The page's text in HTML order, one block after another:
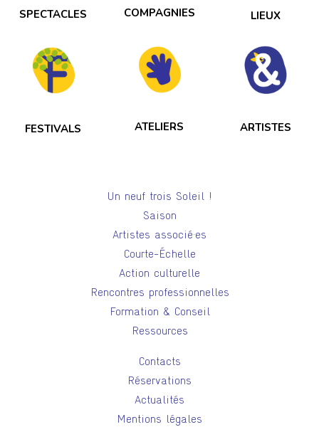
SPECTACLES COMPAGNIES LIEUX
FESTIVALS ATELIERS ARTISTES
Un neuf trois Soleil !
Saison
Artistes associé·es
Courte-Échelle
Action culturelle
Rencontres professionnelles
Formation & Conseil
Ressources
Contacts
Réservations
Actualités
Mentions légales